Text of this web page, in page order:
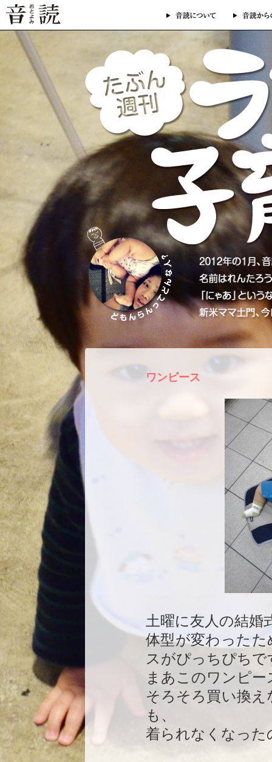
ワンピース
土曜に友人の結婚
体型が変わった
スがぴっちぴちで
まあこのワンピ
そろそろ買い換
も、
着られなくなっ